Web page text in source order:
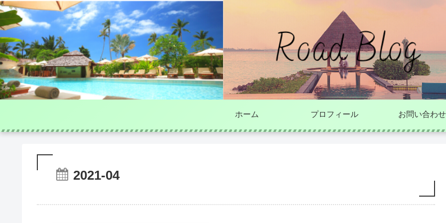
ホーム プロフィール お問い合わせ
2021-04